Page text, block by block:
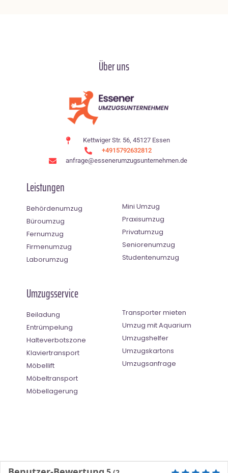
Über uns
Kettwiger Str. 56, 45127 Essen
+4915792632812
anfrage@essenerumzugsunternehmen.de
Leistungen
Behördenumzug
Büroumzug
Fernumzug
Firmenumzug
Laborumzug
Mini Umzug
Praxisumzug
Privatumzug
Seniorenumzug
Studentenumzug
Umzugsservice
Beiladung
Entrümpelung
Halteverbotszone
Klaviertransport
Möbellift
Möbeltransport
Möbellagerung
Transporter mieten
Umzug mit Aquarium
Umzugshelfer
Umzugskartons
Umzugsanfrage